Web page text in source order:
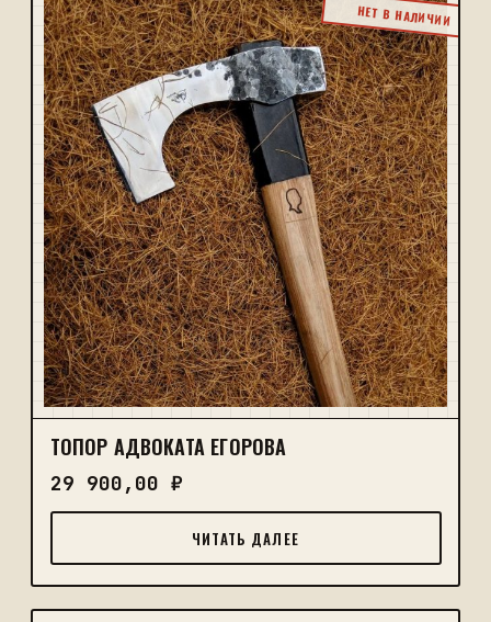
НЕТ В НАЛИЧИИ
ТОПОР АДВОКАТА ЕГОРОВА
29 900,00 ₽
ЧИТАТЬ ДАЛЕЕ